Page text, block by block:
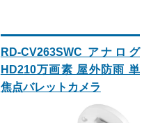
RD-CV263SWC アナログ
HD210万画素 屋外防雨 単
焦点バレットカメラ